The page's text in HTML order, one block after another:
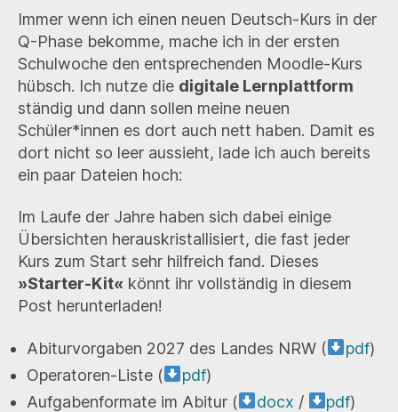
neue
Immer wenn ich einen neuen Deutsch-Kurs in der
Q-Phase bekomme, mache ich in der ersten
Schulwoche den entsprechenden Moodle-Kurs
hübsch. Ich nutze die digitale Lernplattform
ständig und dann sollen meine neuen
Schüler*innen es dort auch nett haben. Damit es
dort nicht so leer aussieht, lade ich auch bereits
ein paar Dateien hoch:
Im Laufe der Jahre haben sich dabei einige
Übersichten herauskristallisiert, die fast jeder
Kurs zum Start sehr hilfreich fand. Dieses
»Starter-Kit« könnt ihr vollständig in diesem
Post herunterladen!
Abiturvorgaben 2027 des Landes NRW ( pdf)
Operatoren-Liste (
pdf)
Aufgabenformate im Abitur (
docx / pdf)